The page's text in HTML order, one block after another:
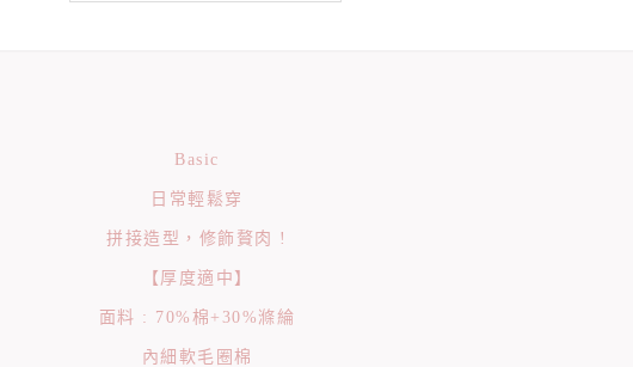
Basic
日常輕鬆穿
拼接造型，修飾贅肉 !
【厚度適中】
面料 : 70%棉+30%滌綸
內細軟毛圈棉